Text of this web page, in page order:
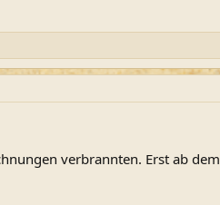
verbrannten. Erst ab dem